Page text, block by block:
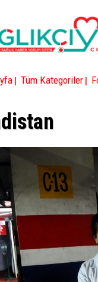
| Tüm Kategoriler |